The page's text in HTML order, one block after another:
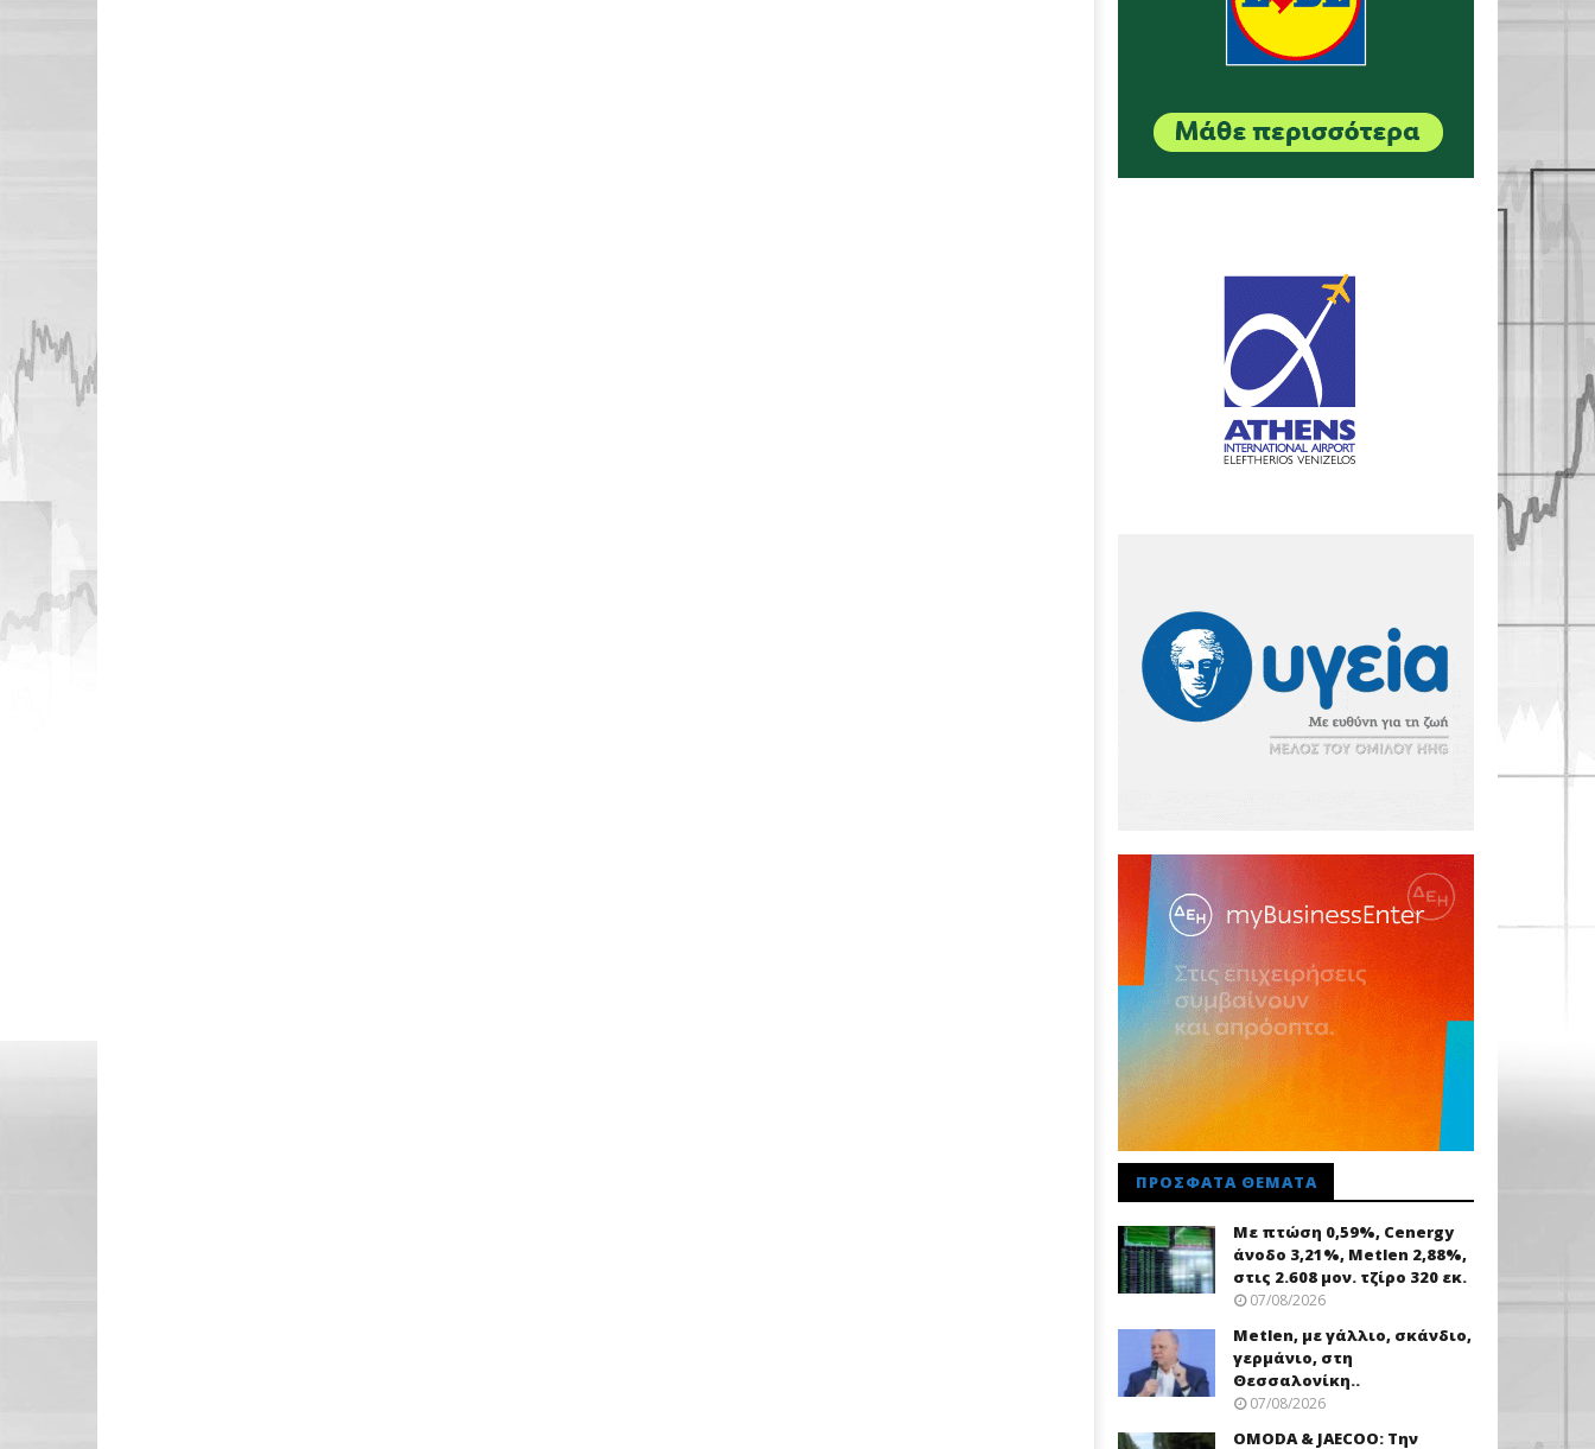
ΠΡΌΣΦΑΤΑ ΘΈΜΑΤΑ
Με πτώση 0,59%, Cenergy
άνοδο 3,21%, Metlen 2,88%,
στις 2.608 μον. τζίρο 320 εκ.
07/08/2026
Metlen, με γάλλιο, σκάνδιο,
γερμάνιο, στη
Θεσσαλονίκη..
07/08/2026
OMODA & JAECOO: Την